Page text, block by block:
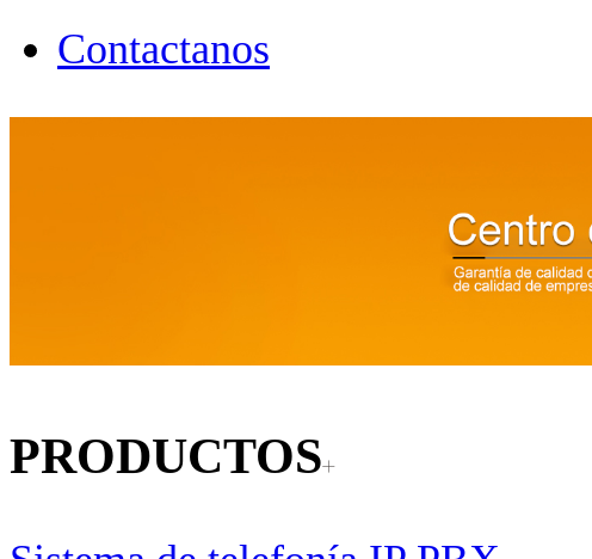
Contactanos
PRODUCTOS